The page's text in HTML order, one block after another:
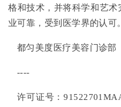
格和技术，并将科学和艺
业可靠，受到医学界的认可。
都匀美度医疗美容门诊部
----
许可证号：